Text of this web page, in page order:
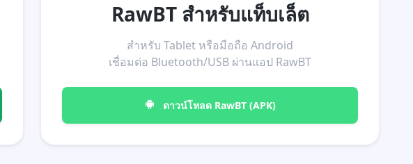
RawBT สำหรับแท็บเล็ต
สำหรับ Tablet หรือมือถือ Android
เชื่อมต่อ Bluetooth/USB ผ่านแอป RawBT
ดาวน์โหลด RawBT (APK)